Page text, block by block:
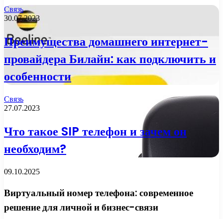
Связь
30.07.2023
Преимущества домашнего интернет-
провайдера Билайн: как подключить и
особенности
Связь
27.07.2023
Что такое SIP телефон и зачем он
необходим?
09.10.2025
Виртуальный номер телефона: современное
решение для личной и бизнес-связи